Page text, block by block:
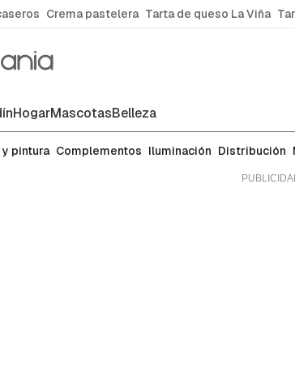
Crema pastelera Tarta de queso La Viña
HogarMascotasBelleza
pintura Complementos Iluminación Distribución